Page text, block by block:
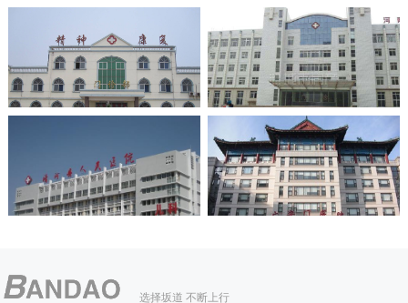
选择坂道 不断上行